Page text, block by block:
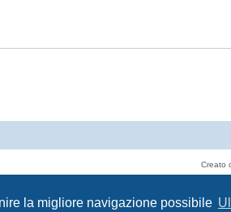
la migliore navigazione possibile
Creato